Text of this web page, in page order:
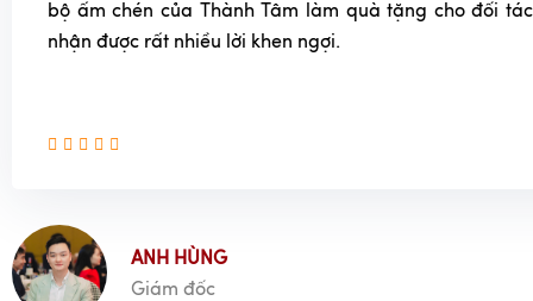
bộ ấm chén của Thành Tâm làm quà tặng cho đối
nhận được rất nhiều lời khen ngợi.
ANH HÙNG
Giám đốc